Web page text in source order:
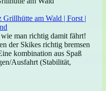
man richtig damit fährt!
der Skikes richtig bremsen
kombination aus Spaß
Ausfahrt (Stabilität,